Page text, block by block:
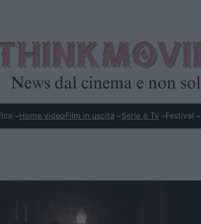
Home videoFilm in uscita Serie e Tv Festival